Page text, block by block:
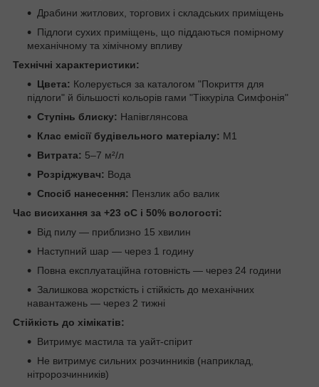
Драбини житлових, торгових і складських приміщень
Підлоги сухих приміщень, що піддаються помірному
механічному та хімічному впливу
Технічні характеристики:
Цвета: Колерується за каталогом "Покриття для
підлоги" й більшості кольорів гами "Тіккуріла Симфонія"
Ступінь блиску: Напівглянсова
Клас емісії будівельного матеріалу: M1
Витрата: 5–7 м²/л
Розріджувач: Вода
Спосіб нанесення: Пензлик або валик
Час висихання за +23 oC і 50% вологості:
Від пилу — приблизно 15 хвилин
Наступний шар — через 1 годину
Повна експлуатаційна готовність — через 24 години
Залишкова жорсткість і стійкість до механічних
навантажень — через 2 тижні
Стійкість до хімікатів:
Витримує мастила та уайт-спірит
Не витримує сильних розчинників (наприклад,
нітророзчинників)